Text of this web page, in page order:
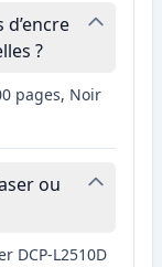
?
pages, Noir
ou
DCP-L2510D